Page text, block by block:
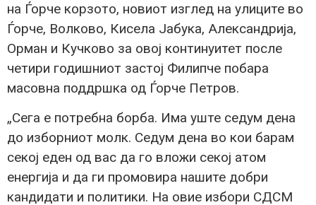
на Ѓорче корзото, новиот изглед на улиците во
Ѓорче, Волково, Кисела Јабука, Александрија,
Орман и Кучково за овој континуитет после
четири годишниот застој Филипче побара
масовна поддршка од Ѓорче Петров.
„Сега е потребна борба. Има уште седум дена
до изборниот молк. Седум дена во кои барам
секој еден од вас да го вложи секој атом
енергија и да ги промовира нашите добри
кандидати и политики. На овие избори СДСМ